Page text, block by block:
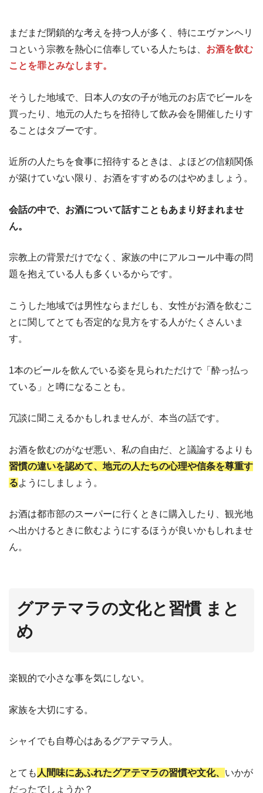
まだまだ閉鎖的な考えを持つ人が多く、特にエヴァンヘリ
コという宗教を熱心に信奉している人たちは、 お酒を飲む
ことを罪とみなします。
そうした地域で、日本人の女の子が地元のお店でビールを
買ったり、地元の人たちを招待して飲み会を開催したりす
ることはタブーです。
近所の人たちを食事に招待するときは、よほどの信頼関係
が築けていない限り、お酒をすすめるのはやめましょう。
会話の中で、お酒について話すこともあまり好まれませ
ん。
宗教上の背景だけでなく、家族の中にアルコール中毒の問
題を抱えている人も多くいるからです。
こうした地域では男性ならまだしも、女性がお酒を飲むこ
とに関してとても否定的な見方をする人がたくさんいま
す。
1本のビールを飲んでいる姿を見られただけで「酔っ払っ
ている」と噂になることも。
冗談に聞こえるかもしれませんが、本当の話です。
お酒を飲むのがなぜ悪い、私の自由だ、と議論するよりも
習慣の違いを認めて、地元の人たちの心理や信条を尊重す
るようにしましょう。
お酒は都市部のスーパーに行くときに購入したり、観光地
へ出かけるときに飲むようにするほうが良いかもしれませ
ん。
グアテマラの文化と習慣 まと
め
楽観的で小さな事を気にしない。
家族を大切にする。
シャイでも自尊心はあるグアテマラ人。
とても 人間味にあふれたグアテマラの習慣や文化、 いかが
だったでしょうか？